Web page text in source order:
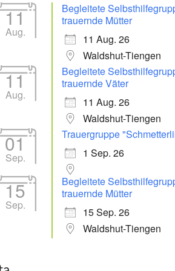
11
Aug.
Begleitete
trauernde Mütter
11 Aug. 26
Waldshut-Tiengen
11
Aug.
Begleitete
trauernde Väter
11 Aug. 26
Waldshut-Tiengen
01
Sep.
Trauergruppe
1 Sep. 26
15
Sep.
Begleitete
trauernde Mütter
15 Sep. 26
Waldshut-Tiengen